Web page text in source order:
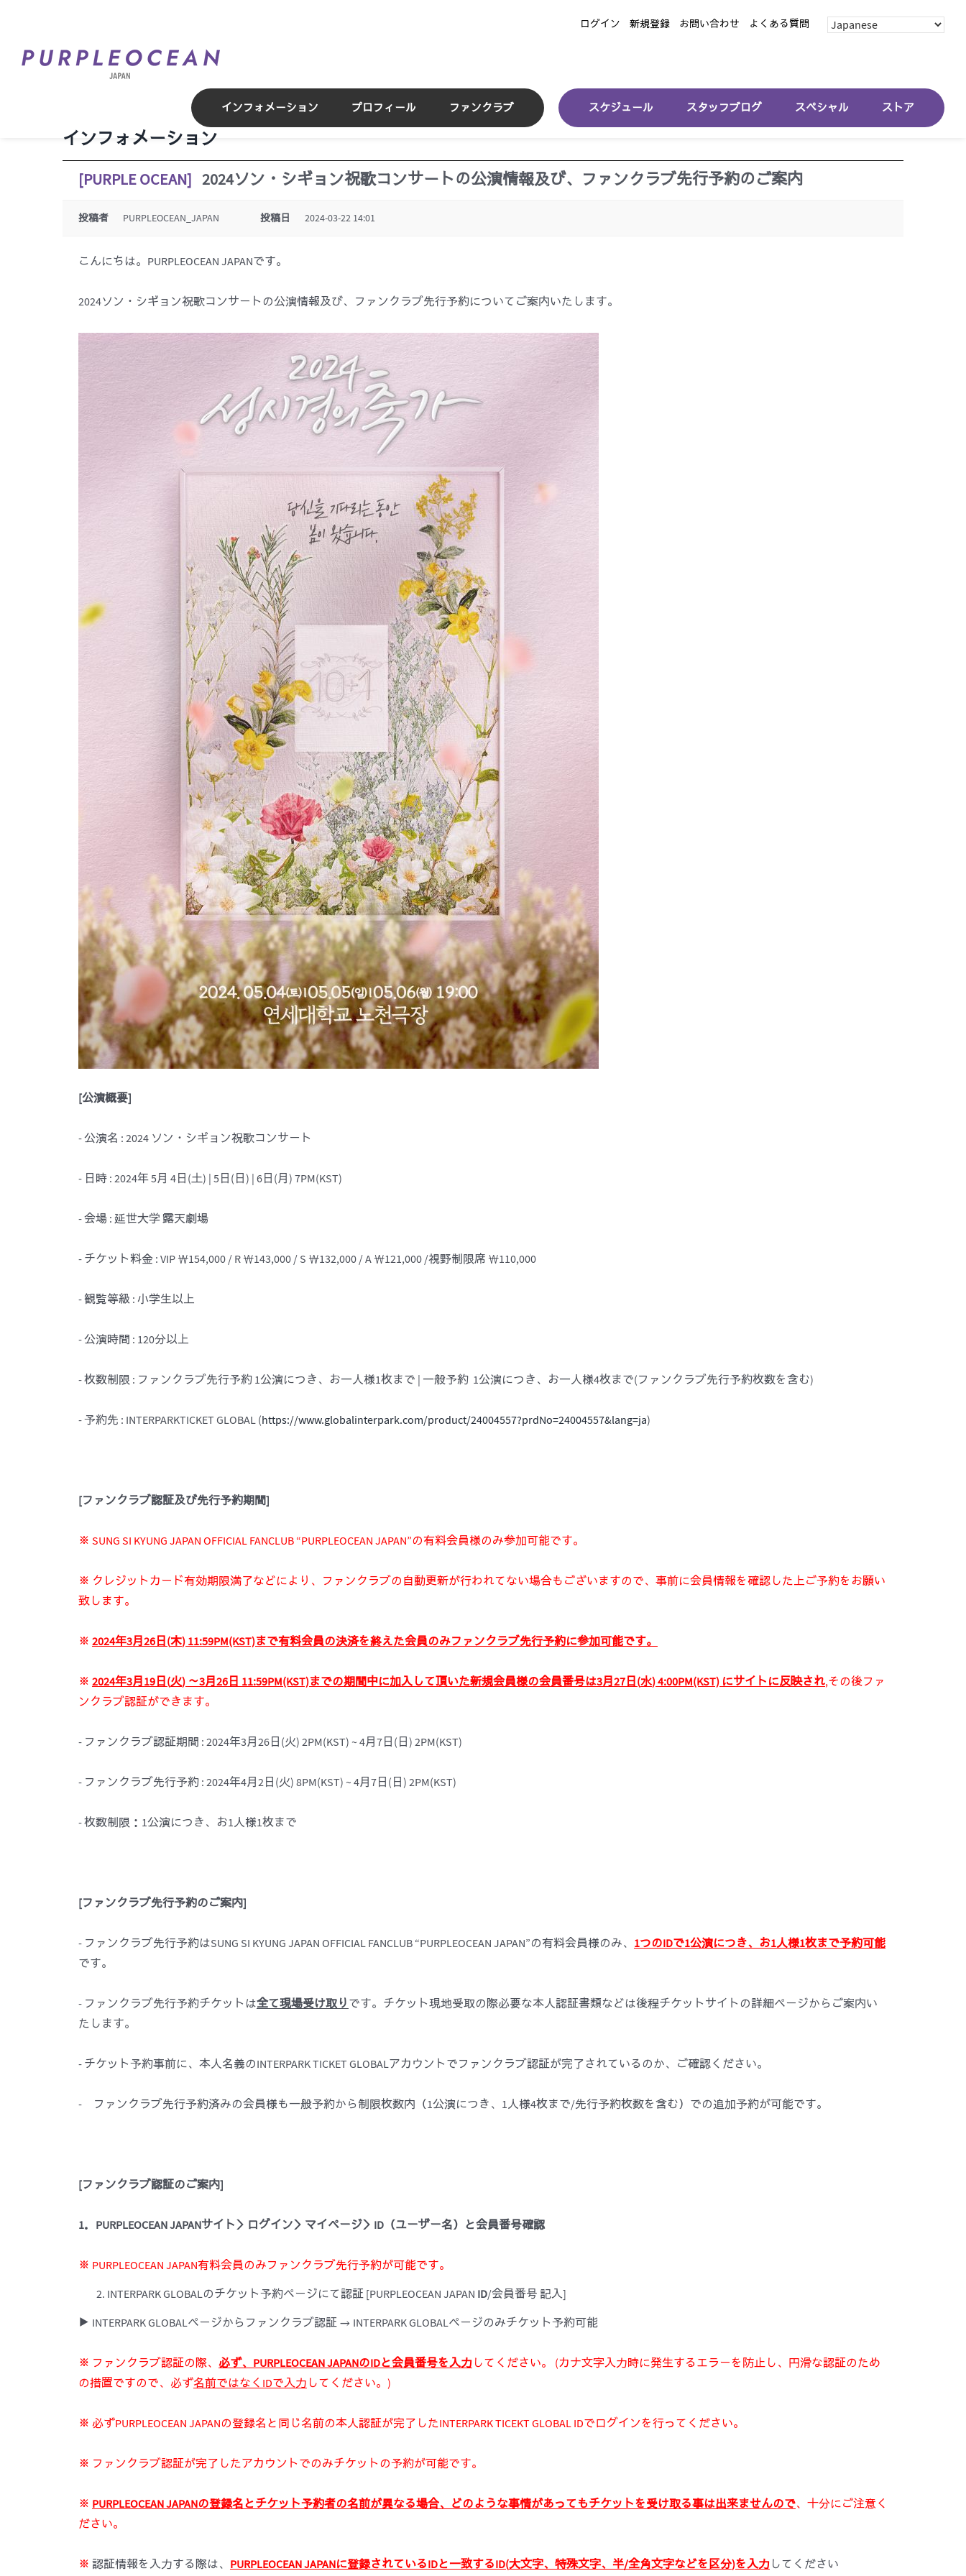
content
ログイン 新規登録 お問い合わせ よくある質問
インフォメーション プロフィール ファンクラブ スケジュール スタッフブログ スペシャル ストア
インフォメーション
[PURPLE OCEAN] 2024ソン・シギョン祝歌コンサートの公演情報及び、ファンクラブ先行予約のご案内
投稿者 PURPLEOCEAN_JAPAN 投稿日 2024-03-22 14:01
こんにちは。PURPLEOCEAN JAPANです。
2024ソン・シギョン祝歌コンサートの公演情報及び、ファンクラブ先行予約についてご案内いたします。
[公演概要]
- 公演名 : 2024 ソン・シギョン祝歌コンサート
- 日時 : 2024年 5月 4日(土) | 5日(日) | 6日(月) 7PM(KST)
- 会場 : 延世大学 露天劇場
- チケット料金 : VIP ₩154,000 / R ₩143,000 / S ₩132,000 / A ₩121,000 /視野制限席 ₩110,000
- 観覧等級 : 小学生以上
- 公演時間 : 120分以上
- 枚数制限 : ファンクラブ先行予約 1公演につき、お一人様1枚まで | 一般予約 1公演につき、お一人様4枚まで(ファンクラブ先行予約枚数を含む)
- 予約先 : INTERPARKTICKET GLOBAL (https://www.globalinterpark.com/product/24004557?prdNo=24004557&lang=ja)
[ファンクラブ認証及び先行予約期間]
※ SUNG SI KYUNG JAPAN OFFICIAL FANCLUB “PURPLEOCEAN JAPAN”の有料会員様のみ参加可能です。
※ クレジットカード有効期限満了などにより、ファンクラブの自動更新が行われてない場合もございますので、事前に会員情報を確認した上ご予約をお願い
致します。
※ 2024年3月26日 (木) 11:59PM(KST)まで有料会員の決済を終えた会員のみファンクラブ先行予約に参加可能です。
※ 2024年3月19日 (火) ～3月26日 11:59PM(KST)までの期間中に加入して頂いた新規会員様の会員番号は3月27日 (水) 4:00PM(KST) にサイトに反映され,その後ファ
ンクラブ認証ができます。
- ファンクラブ認証期間 : 2024年3月26日(火) 2PM(KST) ~ 4月7日(日) 2PM(KST)
- ファンクラブ先行予約 : 2024年4月2日(火) 8PM(KST) ~ 4月7日(日) 2PM(KST)
- 枚数制限：1公演につき、お1人様1枚まで
[ファンクラブ先行予約のご案内]
- ファンクラブ先行予約はSUNG SI KYUNG JAPAN OFFICIAL FANCLUB “PURPLEOCEAN JAPAN”の有料会員様のみ、 1つのIDで1公演につき、お1人様1枚まで予約可能
です。
- ファンクラブ先行予約チケットは全て現場受け取り です。チケット現地受取の際必要な本人認証書類などは後程チケットサイトの詳細ページからご案内い
たします。
- チケット予約事前に、本人名義のINTERPARK TICKET GLOBALアカウントでファンクラブ認証が完了されているのか、ご確認ください。
- ファンクラブ先行予約済みの会員様も一般予約から制限枚数内（1公演につき、1人様4枚まで/先行予約枚数を含む）での追加予約が可能です。
[ファンクラブ認証のご案内]
1． PURPLEOCEAN JAPANサイト＞ログイン＞マイページ＞ ID（ユーザー名）と会員番号確認
※ PURPLEOCEAN JAPAN有料会員のみファンクラブ先行予約が可能です。
INTERPARK GLOBALのチケット予約ページにて認証 [PURPLEOCEAN JAPAN ID/会員番号 記入]
▶ INTERPARK GLOBALページからファンクラブ認証 → INTERPARK GLOBALページのみチケット予約可能
※ ファンクラブ認証の際、 必ず、 PURPLEOCEAN JAPANのIDと会員番号を入力してください。 (カナ文字入力時に発生するエラーを防止し、円滑な認証のため
の措置ですので、必ず名前ではなく IDで入力 してください。)
※ 必ずPURPLEOCEAN JAPANの登録名と同じ名前の本人認証が完了したINTERPARK TICEKT GLOBAL IDでログインを行ってください。
※ ファンクラブ認証が完了したアカウントでのみチケットの予約が可能です。
※ PURPLEOCEAN JAPANの登録名とチケット予約者の名前が異なる場合、 どのような事情があってもチケットを受け取る事は出来ませんので、十分にご注意く
ださい。
※ 認証情報を入力する際は、 PURPLEOCEAN JAPANに登録されているIDと一致するID(大文字、特殊文字、半/全角文字などを 区分)を入力してください